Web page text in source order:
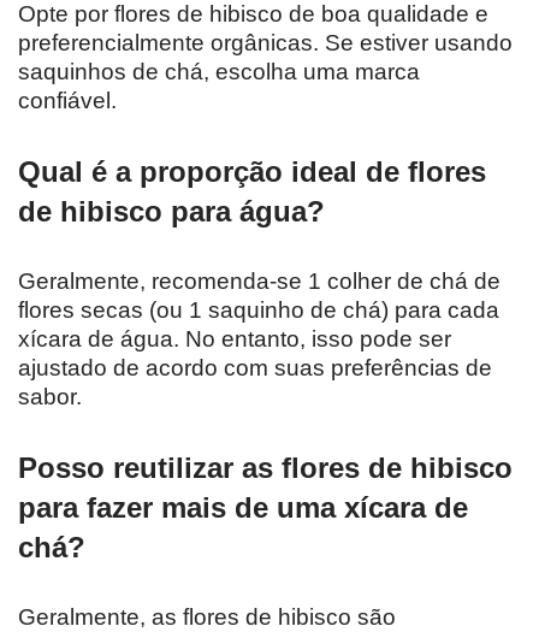
Opte por flores de hibisco de boa qualidade e
preferencialmente orgânicas. Se estiver usando
saquinhos de chá, escolha uma marca
confiável.
Qual é a proporção ideal de flores
de hibisco para água?
Geralmente, recomenda-se 1 colher de chá de
flores secas (ou 1 saquinho de chá) para cada
xícara de água. No entanto, isso pode ser
ajustado de acordo com suas preferências de
sabor.
Posso reutilizar as flores de hibisco
para fazer mais de uma xícara de
chá?
Geralmente, as flores de hibisco são